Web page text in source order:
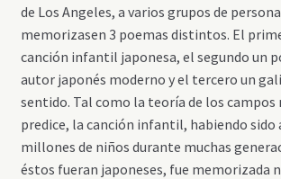
de Los Angeles, a varios grupos de
memorizasen 3 poemas distintos. El
canción infantil japonesa, el segundo un
autor japonés moderno y el tercero un
sentido. Tal como la teoría de los
predice, la canción infantil, habiendo sido
millones de niños durante muchas
éstos fueran japoneses, fue memorizada